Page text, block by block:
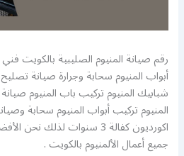
رقم صيانة المنيوم الصليبية بالكويت
أبواب المنيوم سحابة وجرارة صيانة
شبابيك المنيوم تركيب باب المنيوم
المنيوم تركيب أبواب المنيوم سحابة
اكورديون كفالة 3 سنوات
جميع أعمال الألمنيوم بالكويت .